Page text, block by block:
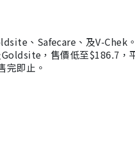
、Safecare、及V-Chek
，售價低至$186.7，
完即止。